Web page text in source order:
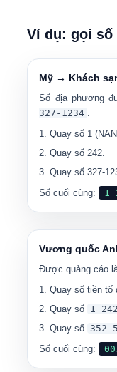
Ví dụ: gọi số
Mỹ → Khách
Số địa phương
327-1234 .
Quay số 1
Quay số242.
Quay số327-
Số cuối cùng:
1
Vương quốc
Được quảng cáo
Quay số tiền tố
Quay số 1 242
Quay số 352
Số cuối cùng: